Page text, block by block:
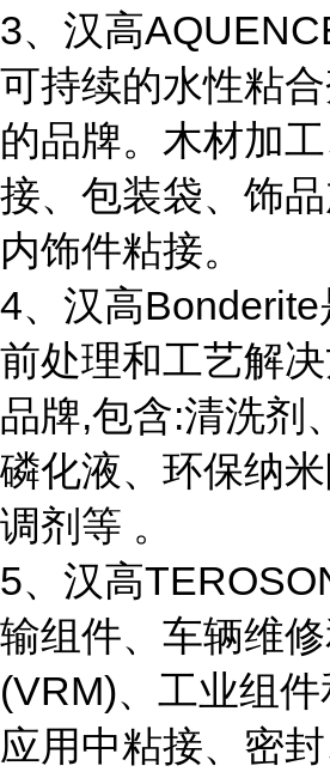
3、汉高
可持续的水性粘
的品牌。木材加
接、包装袋、饰
内饰件粘接。
4、汉高
前处理和工艺解
品牌,包含:清洗剂
磷化液、环保纳
调剂等 。
5、汉高
输组件、车辆维
(VRM)、工业组
应用中粘接、密